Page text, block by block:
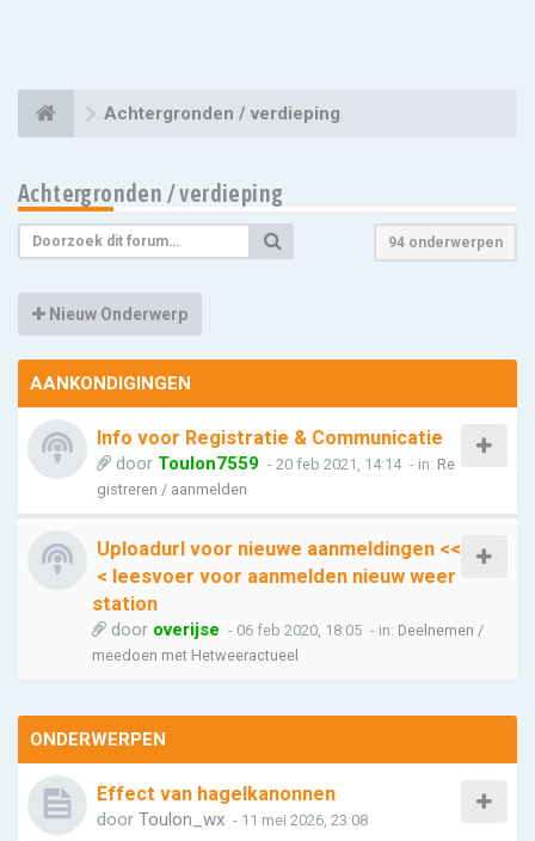
Achtergronden / verdieping
Achtergronden / verdieping
94 onderwerpen
Nieuw Onderwerp
AANKONDIGINGEN
Info voor Registratie & Communicatie
door Toulon7559 - 20 feb 2021, 14:14 - in: Re
gistreren / aanmelden
Uploadurl voor nieuwe aanmeldingen <<
< leesvoer voor aanmelden nieuw weer
station
door overijse - 06 feb 2020, 18:05 - in: Deelnemen /
meedoen met Hetweeractueel
ONDERWERPEN
Effect van hagelkanonnen
door Toulon_wx - 11 mei 2026, 23:08